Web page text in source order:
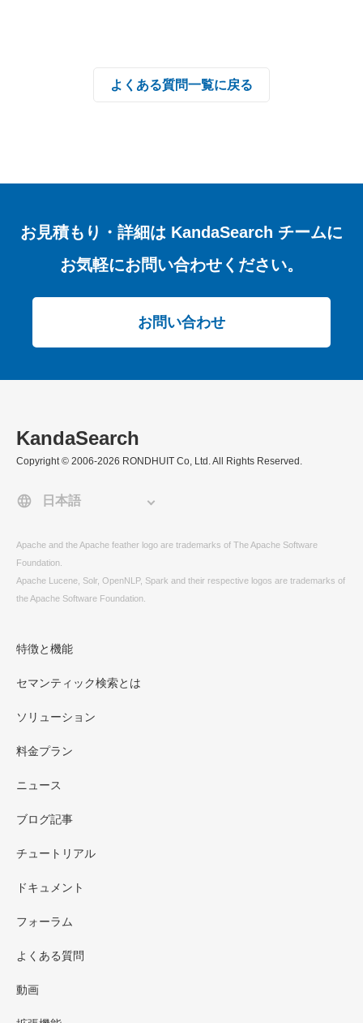
よくある質問一覧に戻る
お見積もり・詳細は KandaSearch チームに
お気軽にお問い合わせください。
お問い合わせ
KandaSearch
Copyright © 2006-2026 RONDHUIT Co, Ltd. All Rights Reserved.
Apache and the Apache feather logo are trademarks of The Apache Software
Foundation.
Apache Lucene, Solr, OpenNLP, Spark and their respective logos are trademarks of
the Apache Software Foundation.
特徴と機能
セマンティック検索とは
ソリューション
料金プラン
ニュース
ブログ記事
チュートリアル
ドキュメント
フォーラム
よくある質問
動画